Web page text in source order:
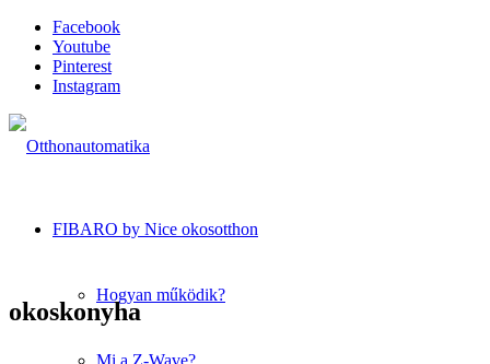
Facebook
Youtube
Pinterest
Instagram
FIBARO by Nice okosotthon
Hogyan működik?
Mi a Z-Wave?
okoskonyha